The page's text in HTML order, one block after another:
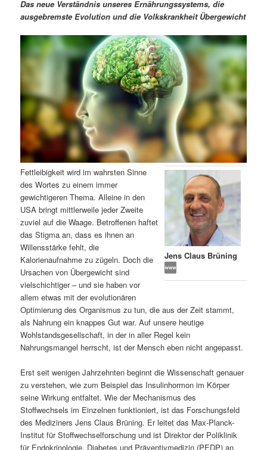
r
n
I
n
a
l
t
s
p
r
n
g
e
d
r
e
n
n
h
a
l
t
s
r
i
n
n
a
i
g
i
o
n
Das neue Verständnis unseres Ernährungssystems, die
ausgebremste Evolution und die Volkskrankheit Übergewicht
Jens Claus Brüning
Fettleibigkeit wird im wahrsten Sinne
des Wortes zu einem immer
gewichtigeren Thema. Alleine in den
USA bringt mittlerweile jeder Zweite
zuviel auf die Waage. Betroffenen haftet
das Stigma an, dass es ihnen an
Willensstärke fehlt, die
Kalorienaufnahme zu zügeln. Doch die
Ursachen von Übergewicht sind
vielschichtiger – und sie haben vor
allem etwas mit der evolutionären
Optimierung des Organismus zu tun, die aus der Zeit stammt,
als Nahrung ein knappes Gut war. Auf unsere heutige
Wohlstandsgesellschaft, in der in aller Regel kein
Nahrungsmangel herrscht, ist der Mensch eben nicht angepasst.
Erst seit wenigen Jahrzehnten beginnt die Wissenschaft genauer
zu verstehen, wie zum Beispiel das Insulinhormon im Körper
seine Wirkung entfaltet. Wie der Mechanismus des
Stoffwechsels im Einzelnen funktioniert, ist das Forschungsfeld
des Mediziners Jens Claus Brüning. Er leitet das Max-Planck-
Institut für Stoffwechselforschung und ist Direktor der Poliklinik
für Endokrinologie, Diabetes und Präventivmedizin (PEDP) an